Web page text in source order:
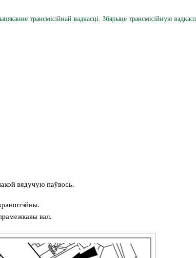
трансмісійнай вадкасці. Збярыце трансмісійную
вядучую паўвось.
вал.